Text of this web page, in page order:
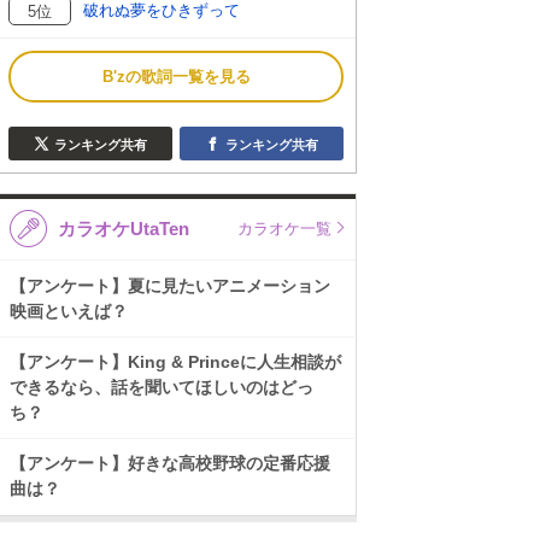
5位 破れぬ夢をひきずって
B'zの歌詞一覧を見る
ランキング共有 ランキング共有
カラオケUtaTen カラオケ一覧
【アンケート】夏に見たいアニメーション
映画といえば？
【アンケート】King & Princeに人生相談が
できるなら、話を聞いてほしいのはどっ
ち？
【アンケート】好きな高校野球の定番応援
曲は？